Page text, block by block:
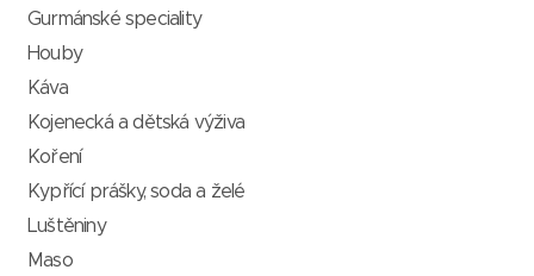
Gurmánské speciality
Houby
Káva
Kojenecká a dětská výživa
Koření
Kypřící prášky, soda a želé
Luštěniny
Maso